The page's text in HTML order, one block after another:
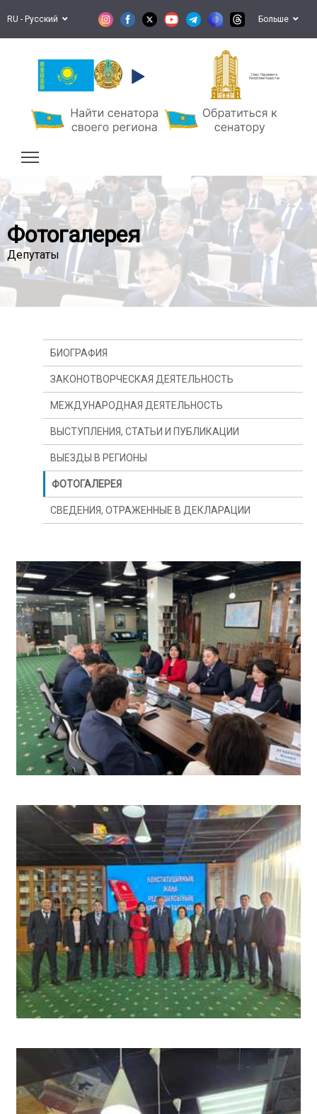
RU - Русский Больше
Сенат Парламента
Республики Казахстан
Фотогалерея
Депутаты
БИОГРАФИЯ
ЗАКОНОТВОРЧЕСКАЯ ДЕЯТЕЛЬНОСТЬ
МЕЖДУНАРОДНАЯ ДЕЯТЕЛЬНОСТЬ
ВЫСТУПЛЕНИЯ, СТАТЬИ И ПУБЛИКАЦИИ
ВЫЕЗДЫ В РЕГИОНЫ
ФОТОГАЛЕРЕЯ
СВЕДЕНИЯ, ОТРАЖЕННЫЕ В ДЕКЛАРАЦИИ